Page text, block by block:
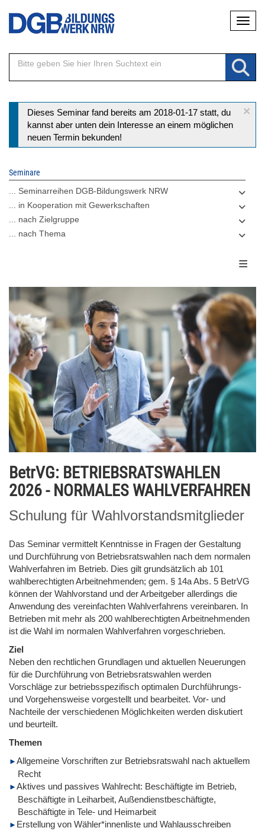
Direkt
Inhalt
×
Statusmeldung
Dieses Seminar fand bereits am 2018-01-17 statt, du
kannst aber unten dein Interesse an einem möglichen
neuen Termin bekunden!
Seminare
... Seminarreihen DGB-Bildungswerk NRW
... in Kooperation mit Gewerkschaften
... nach Zielgruppe
... nach Thema
BetrVG: BETRIEBSRATSWAHLEN
2026 - NORMALES WAHLVERFAHREN
Schulung für Wahlvorstandsmitglieder
Das Seminar vermittelt Kenntnisse in Fragen der Gestaltung
und Durchführung von Betriebsratswahlen nach dem normalen
Wahlverfahren im Betrieb. Dies gilt grundsätzlich ab 101
wahlberechtigten Arbeitnehmenden; gem. § 14a Abs. 5 BetrVG
können der Wahlvorstand und der Arbeitgeber allerdings die
Anwendung des vereinfachten Wahlverfahrens vereinbaren. In
Betrieben mit mehr als 200 wahlberechtigten Arbeitnehmenden
ist die Wahl im normalen Wahlverfahren vorgeschrieben.
Ziel
Neben den rechtlichen Grundlagen und aktuellen Neuerungen
für die Durchführung von Betriebsratswahlen werden
Vorschläge zur betriebsspezifisch optimalen Durchführungs-
und Vorgehensweise vorgestellt und bearbeitet. Vor- und
Nachteile der verschiedenen Möglichkeiten werden diskutiert
und beurteilt.
Themen
Allgemeine Vorschriften zur Betriebsratswahl nach aktuellem
Recht
Aktives und passives Wahlrecht: Beschäftigte im Betrieb,
Beschäftigte in Leiharbeit, Außendienstbeschäftigte,
Beschäftigte in Tele- und Heimarbeit
Erstellung von Wähler*innenliste und Wahlausschreiben